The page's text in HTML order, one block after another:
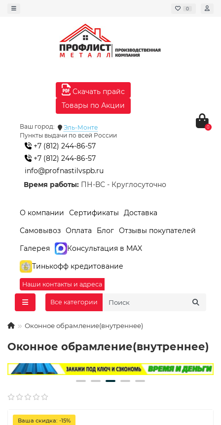
0
Скачать прайс
Товары по Акции
Ваш город:
Эль-Монте
Пункты выдачи по всей России
+7 (812) 244-86-57
+7 (812) 244-86-57
info@profnastilvspb.ru
Время работы: ПН-ВС - Круглосуточно
0
О компании Сертификаты
Доставка
Самовывоз Оплата Блог Отзывы покупателей
Галерея
Консультация в MAX
Тинькофф кредитование
Наши контакты и адреса
Все категории
Оконное обрамление(внутреннее)
Оконное обрамление(внутреннее)
Ваша скидка: -15%